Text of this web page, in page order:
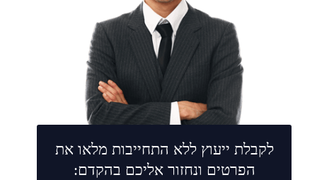
לקבלת ייעוץ ללא התחייבות מלאו את
הפרטים ונחזור אליכם בהקדם: